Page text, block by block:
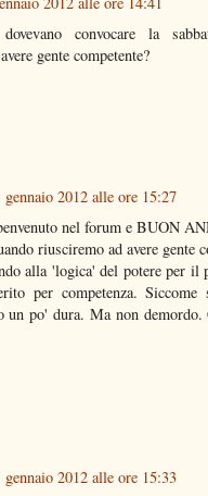
convocare la
gente competente?
gennaio 2012 alle ore 15:27
nel forum e BUON
riusciremo ad avere gente
alla 'logica' del potere per il
per competenza.
un po' dura. Ma non demordo.
gennaio 2012 alle ore 15:33